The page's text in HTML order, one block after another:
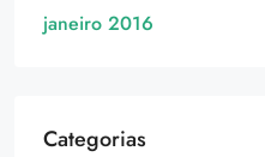
janeiro 2016
Categorias